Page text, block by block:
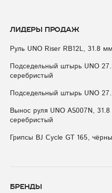
Лидеры продаж
Руль UNO Riser RB12L, 31.8
Подседельный штырь UNO
серебристый
Подседельный штырь UNO
Вынос руля UNO AS007N,
серебристый
Грипсы BJ Cycle GT 165,
Бренды